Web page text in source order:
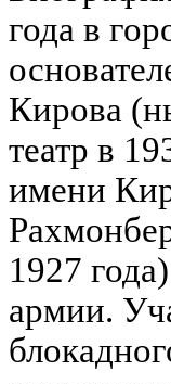
года в
Кирова
театр в
имени
1927
армии.